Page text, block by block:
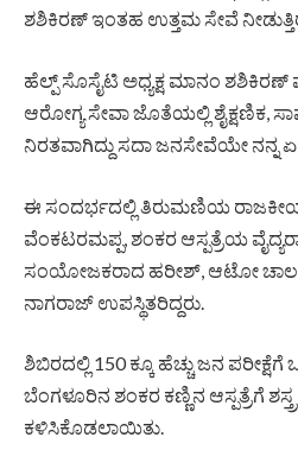
ಶಶಿಕಿರಣ್ ಇಂತಹ ಉತ್ತಮ ಸೇವೆ
ಹೆಲ್ಪ್ ಸೊಸೈಟಿ ಅಧ್ಯಕ್ಷ ಮಾನಂ ಶಶಿಕಿರಣ್
ಆರೋಗ್ಯ ಸೇವಾ ಜೊತೆಯಲ್ಲಿ ಶೈಕ್ಷಣಿಕ,
ನಿರತವಾಗಿದ್ದು ಸದಾ ಜನಸೇವೆಯೇ ನನ್ನ
ಈ ಸಂದರ್ಭದಲ್ಲಿ ತಿರುಮಣಿಯ
ವೆಂಕಟರಮಪ್ಪ, ಶಂಕರ ಆಸ್ಪತ್ರೆಯ
ಸಂಯೋಜಕರಾದ ಹರೀಶ್, ಆಟೋ
ನಾಗರಾಜ್ ಉಪಸ್ಥಿತರಿದ್ದರು.
ಶಿಬಿರದಲ್ಲಿ 150 ಕ್ಕೂ ಹೆಚ್ಚು ಜನ
ಬೆಂಗಳೂರಿನ ಶಂಕರ ಕಣ್ಣಿನ ಆಸ್ಪತ್ರೆಗೆ ಶಸ್ತ್ರ
ಕಳಿಸಿಕೊಡಲಾಯಿತು.